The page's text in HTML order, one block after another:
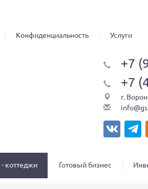
Конфиденциальность Услуги
+7
+7
г.
коттеджи Готовый бизнес